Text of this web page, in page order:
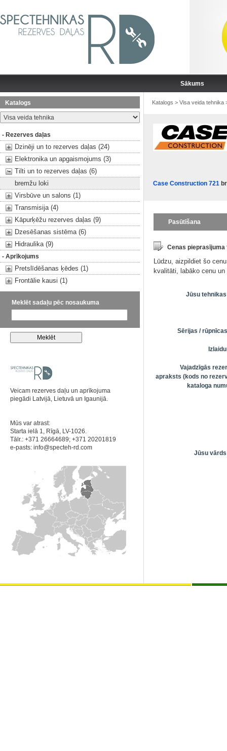
Sākums
Katalogs
- Rezerves daļas
Dzinēji un to rezerves daļas (24)
Elektronika un apgaismojums (3)
Tilti un to rezerves daļas (6)
bremžu loki
Virsbūve un salons (1)
Transmisija (4)
Kāpurķēžu rezerves daļas (9)
Dzesēšanas sistēma (6)
Hidraulika (9)
- Aprīkojums
Pretslīdēšanas ķēdes (1)
Frontālie kausi (1)
Meklēt sadaļu pēc nosaukuma
Veicam rezerves daļu un aprīkojuma
piegādi Latvijā, Lietuvā un Igaunijā.
Mūs var atrast:
Starta ielā 1, Rīgā, LV-1026.
Tālr.: +371 26664689; +371 20201819
e-pasts: info@specteh-rd.com
Katalogs > Visa veida tehnika
Case Construction 721
Pasūtīšana
Cenas pieprasījuma
Lūdzu, aizpildiet šo
kvalitāti, labāko cenu
Jūsu
Sērijas /
Vajadzīgās
apraksts (kods no
kataloga
Jūsu